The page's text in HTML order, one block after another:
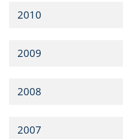
2010
2009
2008
2007